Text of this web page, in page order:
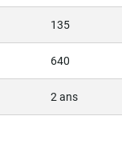
135
640
2 ans